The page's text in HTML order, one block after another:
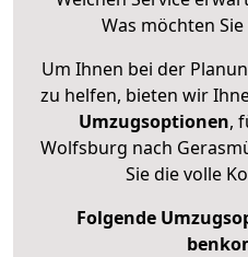
Was möchten
Um Ihnen bei der
zu helfen, bieten wir
Umzugsoptionen,
Wolfsburg nach
Sie die volle
Folgende